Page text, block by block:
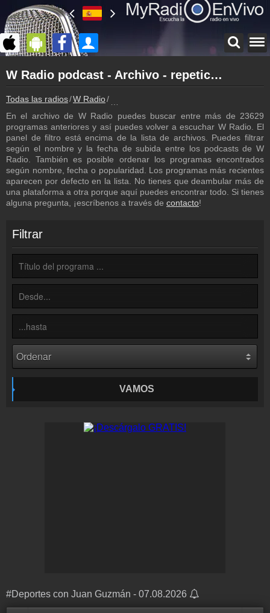
myradioenvivo.mx
W Radio
Atrás a la página de W Radio
Inicio de sesión
¡Crea una cuenta propia!
Lista de canciones
Descubre lo que ha sonado hasta ahora
Emisoras
W Radio frecuencia
Los programas de W Radio
Contacto
¡Escríbenos!
Colaboración
¡Envía tu radio!
Inserción de la radio
Inclúyelo a tu sitio web
W Radio podcast - Archivo - repetición de los programas
Todas las radios W Radio
En el archivo de W Radio puedes buscar entre más de 23629
programas anteriores y así puedes volver a escuchar W Radio. El
panel de filtro está encima de la lista de archivos. Puedes filtrar
según el nombre y la fecha de subida entre los podcasts de W
Radio. También es posible ordenar los programas encontrados
según nombre, fecha o popularidad. Los programas más recientes
aparecen por defecto en la lista. No tienes que deambular más de
una plataforma a otra porque aquí puedes encontrar todo. Si tienes
alguna pregunta, ¡escríbenos a través de contacto!
Filtrar
VAMOS
#Deportes con Juan Guzmán - 07.08.2026